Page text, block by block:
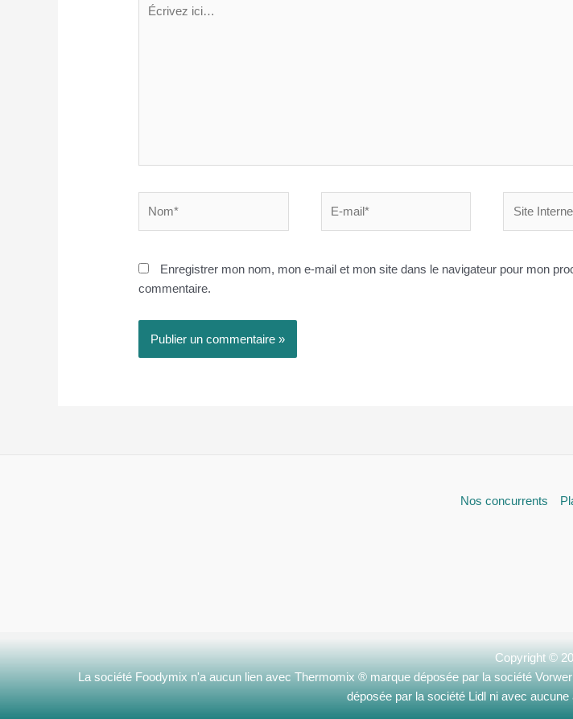
ici…
mail*
Internet
Enregistrer mon nom, mon e-mail et mon site dans le navigateur pour mon
commentaire.
Nos concurrents
Copyright ©
La société Foodymix n'a aucun lien avec Thermomix ® marque déposée par la société
déposée par la société Lidl ni avec